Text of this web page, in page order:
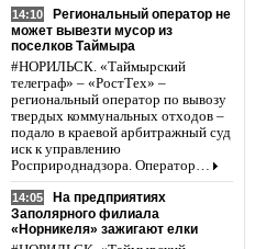
14:10
Региональный оператор не
может вывезти мусор из
поселков Таймыра
#НОРИЛЬСК. «Таймырский
телеграф» – «РостТех» –
региональный оператор по вывозу
твердых коммунальных отходов –
подало в краевой арбитражный суд
иск к управлению
Росприроднадзора. Оператор…
14:05
На предприятиях
Заполярного филиала
«Норникеля» зажигают елки